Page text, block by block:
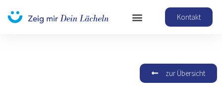
Kontakt
zur Übersicht